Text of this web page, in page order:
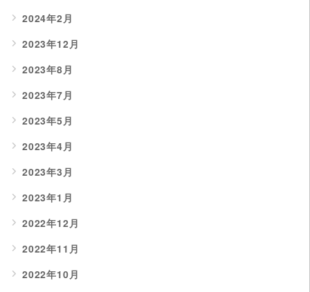
2024年2月
2023年12月
2023年8月
2023年7月
2023年5月
2023年4月
2023年3月
2023年1月
2022年12月
2022年11月
2022年10月